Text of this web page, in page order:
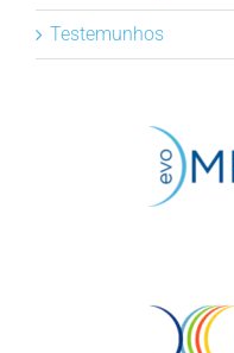
Testemunhos